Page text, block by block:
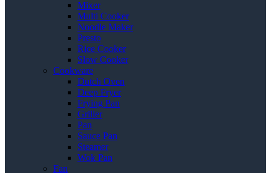
Mixer
Multi Cooker
Noodle Maker
Presto
Rice Cooker
Slow Cooker
Cookware
Dutch Oven
Deep Fryer
Frying Pan
Griller
Pan
Sauce Pan
Steamer
Wok Pan
Fan